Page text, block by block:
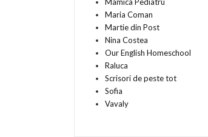
Maria Coman
Martie din Post
Nina Costea
Our English Homeschool
Raluca
Scrisori de peste tot
Sofia
Vavaly